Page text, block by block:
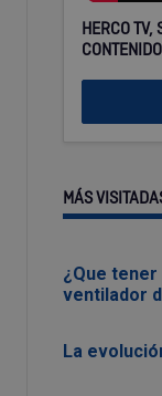
HERCO TV,
MÁS
¿Que
ventilador
La